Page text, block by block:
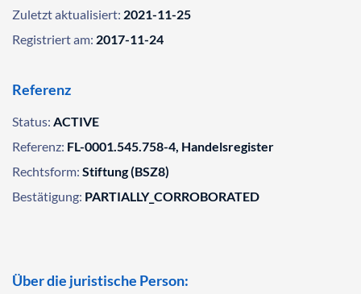
Zuletzt aktualisiert: 2021-11-25
Registriert am: 2017-11-24
Referenz
Status: ACTIVE
Referenz: FL-0001.545.758-4, Handelsregister
Rechtsform: Stiftung (BSZ8)
Bestätigung: PARTIALLY_CORROBORATED
Über die juristische Person: